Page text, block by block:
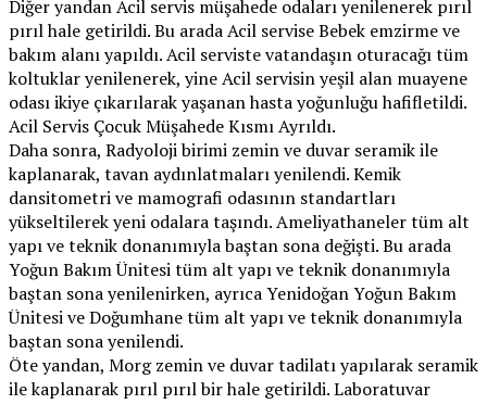
Diğer yandan Acil servis müşahede odaları yenilenerek pırıl
pırıl hale getirildi. Bu arada Acil servise Bebek emzirme ve
bakım alanı yapıldı. Acil serviste vatandaşın oturacağı tüm
koltuklar yenilenerek, yine Acil servisin yeşil alan muayene
odası ikiye çıkarılarak yaşanan hasta yoğunluğu hafifletildi.
Acil Servis Çocuk Müşahede Kısmı Ayrıldı.
Daha sonra, Radyoloji birimi zemin ve duvar seramik ile
kaplanarak, tavan aydınlatmaları yenilendi. Kemik
dansitometri ve mamografi odasının standartları
yükseltilerek yeni odalara taşındı. Ameliyathaneler tüm alt
yapı ve teknik donanımıyla baştan sona değişti. Bu arada
Yoğun Bakım Ünitesi tüm alt yapı ve teknik donanımıyla
baştan sona yenilenirken, ayrıca Yenidoğan Yoğun Bakım
Ünitesi ve Doğumhane tüm alt yapı ve teknik donanımıyla
baştan sona yenilendi.
Öte yandan, Morg zemin ve duvar tadilatı yapılarak seramik
ile kaplanarak pırıl pırıl bir hale getirildi. Laboratuvar